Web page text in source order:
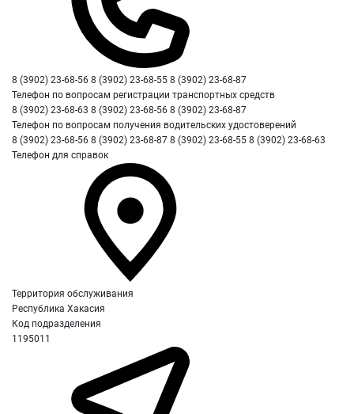
8 (3902) 23-68-56 8 (3902) 23-68-55 8 (3902) 23-68-87
Телефон по вопросам регистрации транспортных средств
8 (3902) 23-68-63 8 (3902) 23-68-56 8 (3902) 23-68-87
Телефон по вопросам получения водительских удостоверений
8 (3902) 23-68-56 8 (3902) 23-68-87 8 (3902) 23-68-55 8 (3902) 23-68-63
Телефон для справок
Территория обслуживания
Республика Хакасия
Код подразделения
1195011